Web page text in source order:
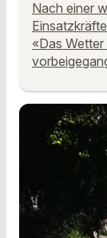
Nach einer
«Das